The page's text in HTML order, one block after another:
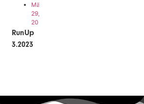
März
29,
2023
RunUp
3.2023